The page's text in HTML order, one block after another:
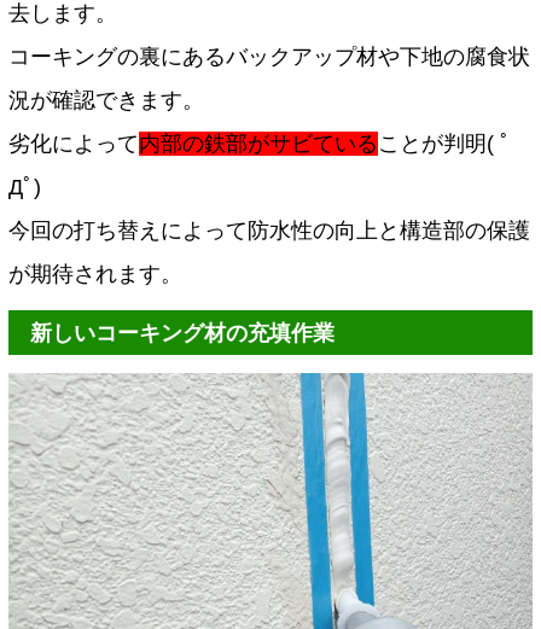
去します。
コーキングの裏にあるバックアップ材や下地の腐食状
況が確認できます。
劣化によって内部の鉄部がサビている ことが判明( ﾟ
Дﾟ)
今回の打ち替えによって防水性の向上と構造部の保護
が期待されます。
新しいコーキング材の充填作業